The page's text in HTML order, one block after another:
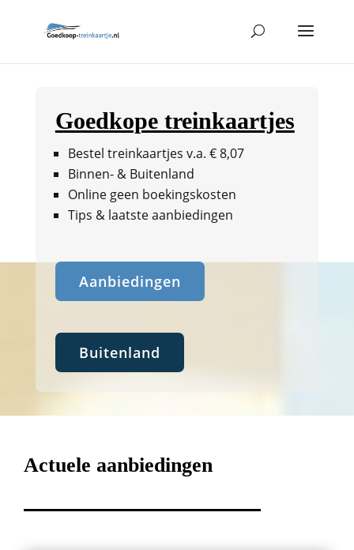
Goedkope treinkaartjes
Bestel treinkaartjes v.a. € 8,07
Binnen- & Buitenland
Online geen boekingskosten
Tips & laatste aanbiedingen
Aanbiedingen
Buitenland
Actuele aanbiedingen